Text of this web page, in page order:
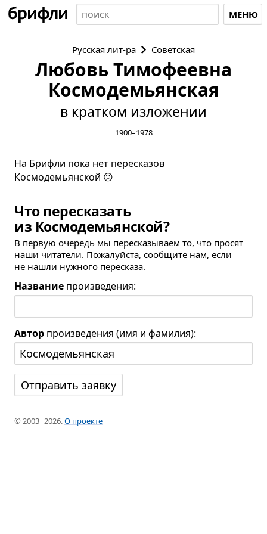
МЕНЮ
Русская лит-ра Советская
Любовь Тимофеевна
Космодемьянская
в кратком изложении
1900–1978
На Брифли пока нет пересказов
Космодемьянской 😕
Что пересказать
из Космодемьянской?
В первую очередь мы пересказываем то, что просят
наши читатели. Пожалуйста, сообщите нам, если
не нашли нужного пересказа.
Название произведения:
Автор произведения (имя и фамилия):
© 2003−2026.О проекте